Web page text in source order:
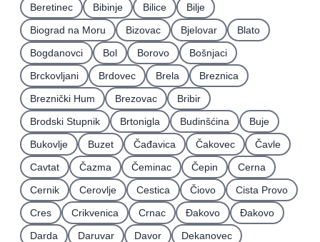
Beretinec
Bibinje Bilice
Bilje
Biograd na Moru
Bizovac Bjelovar
Blato
Bogdanovci
Bol Borovo
Bošnjaci
Brckovljani
Brdovec Brela
Breznica
Breznički Hum
Brezovac
Bribir
Brodski Stupnik
Brtonigla Budinšćina
Buje
Bukovlje
Buzet Čađavica Čakovec
Čavle
Cavtat
Čazma Čeminac Čepin
Cerna
Cernik
Cerovlje Cestica Čiovo
Cista Provo
Cres
Crikvenica Crnac Đakovo
Ðakovo
Darda
Daruvar Davor
Dekanovec